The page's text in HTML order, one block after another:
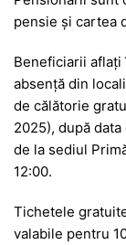
pensie și cartea
Beneficiarii
absență din
de călătorie
2025), după
de la sediul
12:00.
Tichetele
valabile pentru